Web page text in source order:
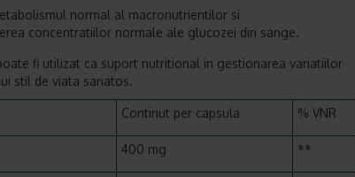
normal al macronutrientilor si
concentratiilor normale ale glucozei din sange.
fi utilizat ca suport nutritional in gestionarea variatiilor
stil de viata sanatos.
Continut per capsula % VNR
400 mg **